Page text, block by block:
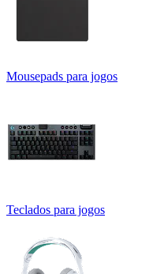
Mousepads para jogos
Teclados para jogos